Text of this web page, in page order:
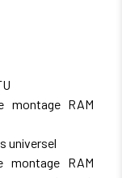
montage RAM
universel
montage RAM